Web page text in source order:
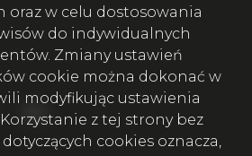
Facebook
Facebook
oraz w celu dostosowania
do indywidualnych
Zmiany ustawień
cookie można dokonać w
modyfikując ustawienia
z tej strony bez
cookies oznacza,